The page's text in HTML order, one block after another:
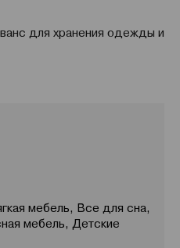
для хранения одежды и
мебель, Все для сна,
мебель, Детские